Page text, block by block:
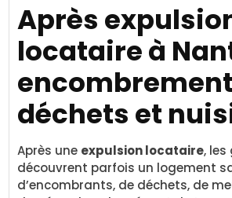
Après
locataire à
déchets et
Après une expulsion locataire,
découvrent parfois un logement
d’encombrants, de déchets, de